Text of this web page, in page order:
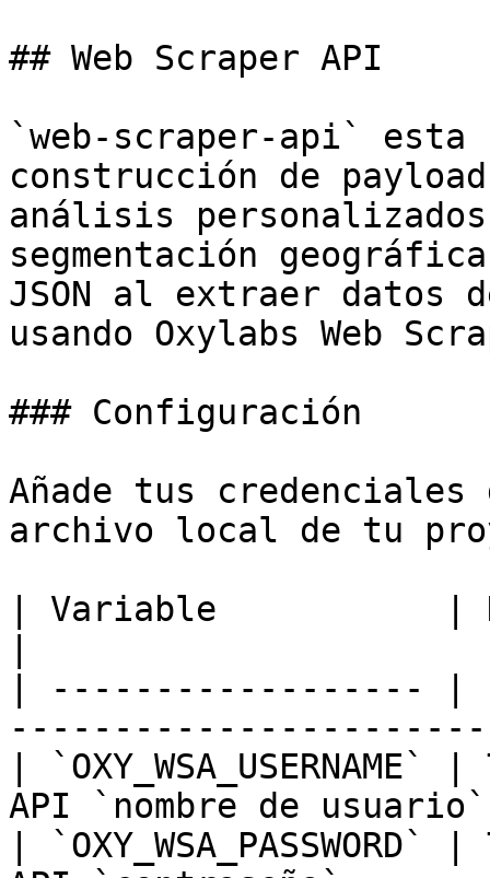
## Web Scraper API
`web-scraper-api`
construcción de
análisis
segmentación
JSON al extraer datos
usando Oxylabs Web
### Configuración
Añade tus credenciales
archivo local de tu
| Variable           |
| ------------------ |
|
API `nombre de
|